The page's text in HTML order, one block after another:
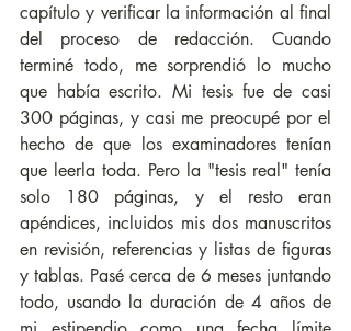
capítulo y verificar la información al final
del proceso de redacción. Cuando
terminé todo, me sorprendió lo mucho
que había escrito. Mi tesis fue de casi
300 páginas, y casi me preocupé por el
hecho de que los examinadores tenían
que leerla toda. Pero la "tesis real" tenía
solo 180 páginas, y el resto eran
apéndices, incluidos mis dos manuscritos
en revisión, referencias y listas de figuras
y tablas. Pasé cerca de 6 meses juntando
todo, usando la duración de 4 años de